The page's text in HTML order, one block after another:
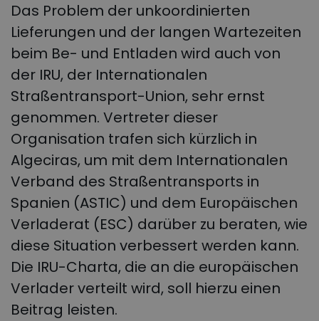
Das Problem der unkoordinierten
Lieferungen und der langen Wartezeiten
beim Be- und Entladen wird auch von
der IRU, der Internationalen
Straßentransport-Union, sehr ernst
genommen. Vertreter dieser
Organisation trafen sich kürzlich in
Algeciras, um mit dem Internationalen
Verband des Straßentransports in
Spanien (ASTIC) und dem Europäischen
Verladerat (ESC) darüber zu beraten, wie
diese Situation verbessert werden kann.
Die IRU-Charta, die an die europäischen
Verlader verteilt wird, soll hierzu einen
Beitrag leisten.